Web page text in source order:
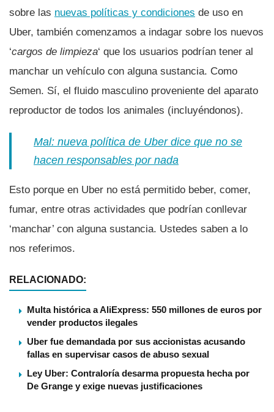
sobre las nuevas polí­ticas y condiciones de uso en
Uber, también comenzamos a indagar sobre los nuevos
‘cargos de limpieza‘ que los usuarios podrí­an tener al
manchar un vehí­culo con alguna sustancia. Como
Semen. Sí­, el fluido masculino proveniente del aparato
reproductor de todos los animales (incluyéndonos).
Mal: nueva polí­tica de Uber dice que no se
hacen responsables por nada
Esto porque en Uber no está permitido beber, comer,
fumar, entre otras actividades que podrí­an conllevar
‘manchar’ con alguna sustancia. Ustedes saben a lo
nos referimos.
RELACIONADO:
Multa histórica a AliExpress: 550 millones de euros por
vender productos ilegales
Uber fue demandada por sus accionistas acusando
fallas en supervisar casos de abuso sexual
Ley Uber: Contraloría desarma propuesta hecha por
De Grange y exige nuevas justificaciones